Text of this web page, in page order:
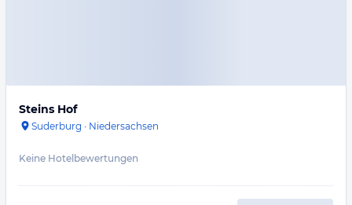
Steins Hof
Suderburg · Niedersachsen
Keine Hotelbewertungen